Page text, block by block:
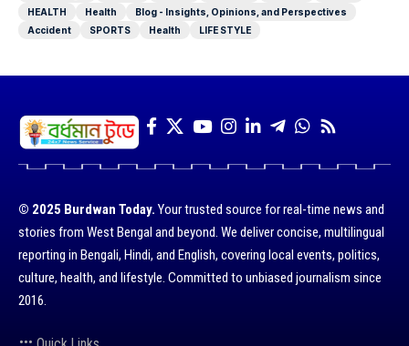
HEALTH
Health
Blog - Insights, Opinions, and Perspectives
Accident
SPORTS Health LIFE STYLE
© 2025 Burdwan Today. Your trusted source for real-time news and
stories from West Bengal and beyond. We deliver concise, multilingual
reporting in Bengali, Hindi, and English, covering local events, politics,
culture, health, and lifestyle. Committed to unbiased journalism since
2016.